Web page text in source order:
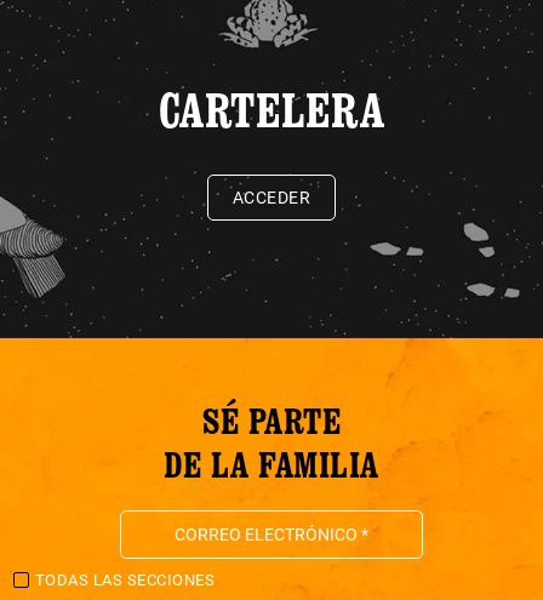
CARTELERA
ACCEDER
SÉ PARTE
DE LA FAMILIA
TODAS LAS SECCIONES